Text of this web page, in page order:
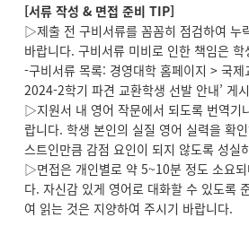
[서류 작성 & 면접 준비 TIP]
▷제출 전 구비서류를 꼼꼼히 점검하여 누
바랍니다. 구비서류 미비로 인한 책임은
-구비서류 목록: 경영대학 홈페이지 > 국
2024-2학기 파견 교환학생 선발 안내’ 게
▷지원서 내 영어 작문에서 되도록 번역기
랍니다. 학생 본인의 실질 영어 실력을 확
스트인만큼 감점 요인이 되지 않도록 성실
▷면접은 개인별로 약 5~10분 정도 소요
다. 자신감 있게 영어로 대화할 수 있도록
여 읽는 것은 지양하여 주시기 바랍니다.